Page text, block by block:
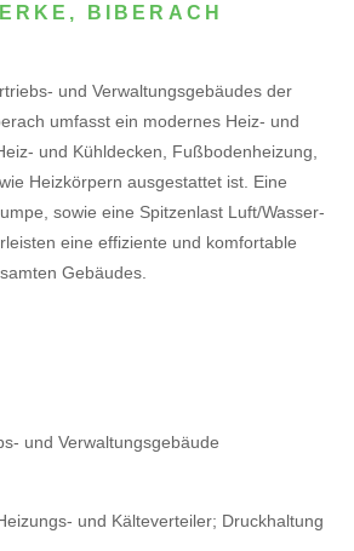
BIBERACH
und Verwaltungsgebäudes der
umfasst ein modernes Heiz- und
und Kühldecken, Fußbodenheizung,
Heizkörpern ausgestattet ist. Eine
sowie eine Spitzenlast Luft/Wasser-
eine effiziente und komfortable
Gebäudes.
und Verwaltungsgebäude
und Kälteverteiler; Druckhaltung